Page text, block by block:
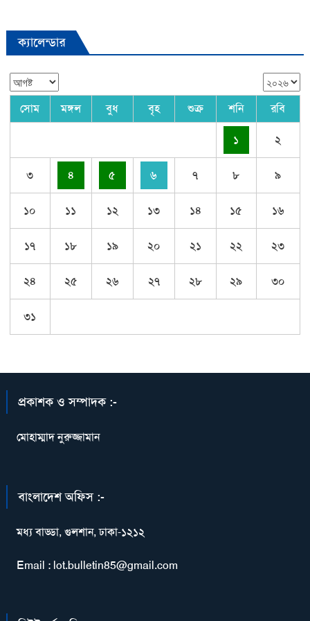
ক্যালেন্ডার
সোম মঙ্গল বুধ বৃহ শুক্র শনি রবি
১ ২
৩ ৪ ৫ ৬ ৭ ৮ ৯
১০ ১১ ১২ ১৩ ১৪ ১৫ ১৬
১৭ ১৮ ১৯ ২০ ২১ ২২ ২৩
২৪ ২৫ ২৬ ২৭ ২৮ ২৯ ৩০
৩১
প্রকাশক ও সম্পাদক :-
মোহাম্মাদ নুরুজ্জামান
বাংলাদেশ অফিস :-
মধ্য বাড্ডা, গুলশান, ঢাকা-১২১২
Email : lot.bulletin85@gmail.com